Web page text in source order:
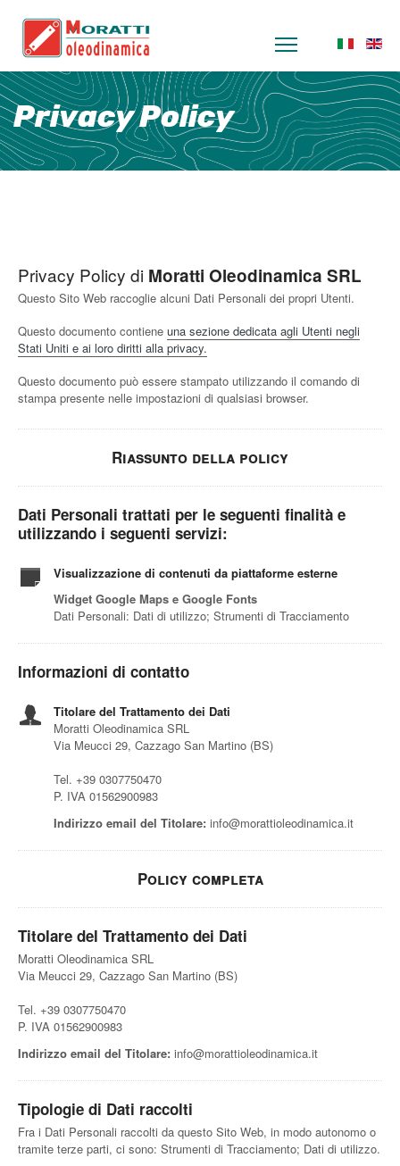
Seleziona
Privacy Policy
Privacy Policy di Moratti Oleodinamica SRL
Questo Sito Web raccoglie alcuni Dati Personali dei propri Utenti.
Questo documento contiene una sezione dedicata agli Utenti negli
Stati Uniti e ai loro diritti alla privacy.
Questo documento può essere stampato utilizzando il comando di
stampa presente nelle impostazioni di qualsiasi browser.
Riassunto della policy
Dati Personali trattati per le seguenti finalità e
utilizzando i seguenti servizi:
Visualizzazione di contenuti da piattaforme esterne
Widget Google Maps e Google Fonts
Dati Personali: Dati di utilizzo; Strumenti di Tracciamento
Informazioni di contatto
Titolare del Trattamento dei Dati
Moratti Oleodinamica SRL
Via Meucci 29, Cazzago San Martino (BS)
Tel. +39 0307750470
P. IVA 01562900983
Indirizzo email del Titolare: info@morattioleodinamica.it
Policy completa
Titolare del Trattamento dei Dati
Moratti Oleodinamica SRL
Via Meucci 29, Cazzago San Martino (BS)
Tel. +39 0307750470
P. IVA 01562900983
Indirizzo email del Titolare: info@morattioleodinamica.it
Tipologie di Dati raccolti
Fra i Dati Personali raccolti da questo Sito Web, in modo autonomo o
tramite terze parti, ci sono: Strumenti di Tracciamento; Dati di utilizzo.